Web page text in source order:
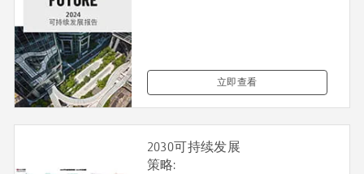
立即查看
2030可持续发展
策略: